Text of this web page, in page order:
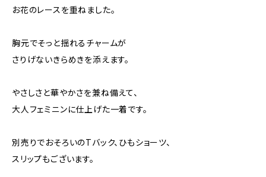
お花のレースを重ねました。
胸元でそっと揺れるチャームが
さりげないきらめきを添えます。
やさしさと華やかさを兼ね備えて、
大人フェミニンに仕上げた一着です。
別売りでおそろいのTバック、ひもショーツ、
スリップもございます。